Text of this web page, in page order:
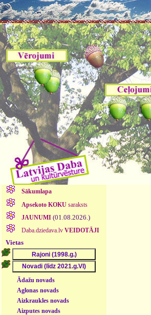
Sākumlapa
Apsekoto KOKUsaraksts
JAUNUMI (01.08.2026.)
Daba.dziedava.lv VEIDOTĀJI
Vietas
Ādažu novads
Aglonas novads
Aizkraukles novads
Aizputes novads